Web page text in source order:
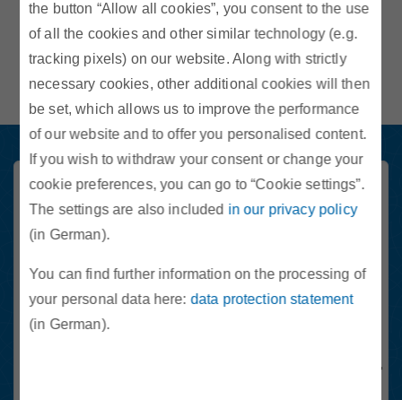
the button “Allow all cookies”, you consent to the use
of all the cookies and other similar technology (e.g.
tracking pixels) on our website. Along with strictly
necessary cookies, other additional cookies will then
be set, which allows us to improve the performance
of our website and to offer you personalised content.
If you wish to withdraw your consent or change your
cookie preferences, you can go to “Cookie settings”.
The settings are also included in our privacy policy
(in German).
You can find further information on the processing of
your personal data here:data protection statement
(in German).
Über Uns
Marktteilnehmer Newsletter
im Jahr die wichtigsten Neuigkeiten rund um das Thema Energie in
Anti-Roboter-Verifizierung
Captcha ⇗